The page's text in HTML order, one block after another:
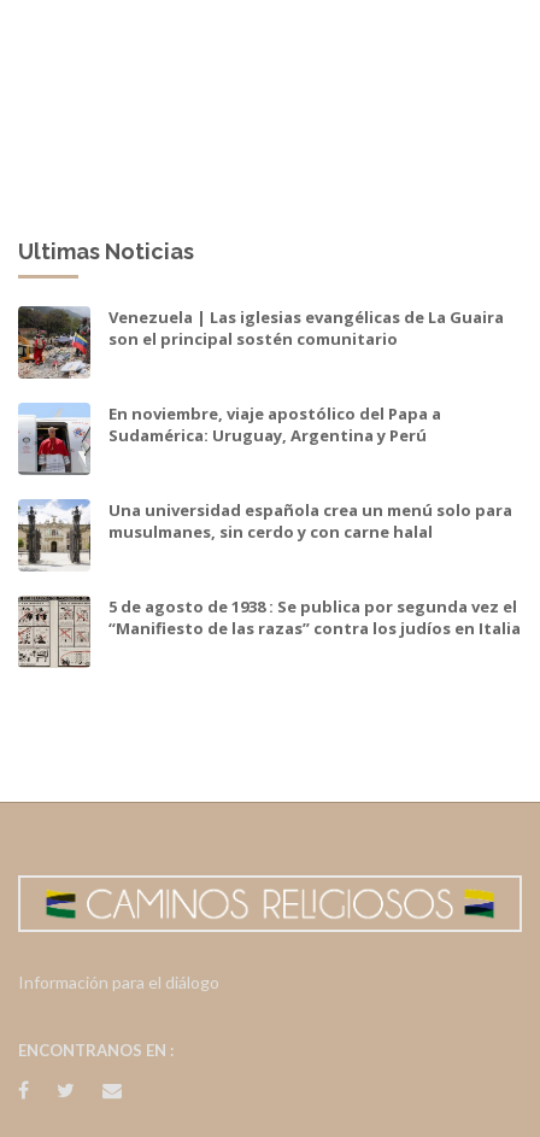
Ultimas Noticias
Venezuela | Las iglesias evangélicas de La Guaira
son el principal sostén comunitario
En noviembre, viaje apostólico del Papa a
Sudamérica: Uruguay, Argentina y Perú
Una universidad española crea un menú solo para
musulmanes, sin cerdo y con carne halal
5 de agosto de 1938 : Se publica por segunda vez el
“Manifiesto de las razas” contra los judíos en Italia
Información para el diálogo
ENCONTRANOS EN :